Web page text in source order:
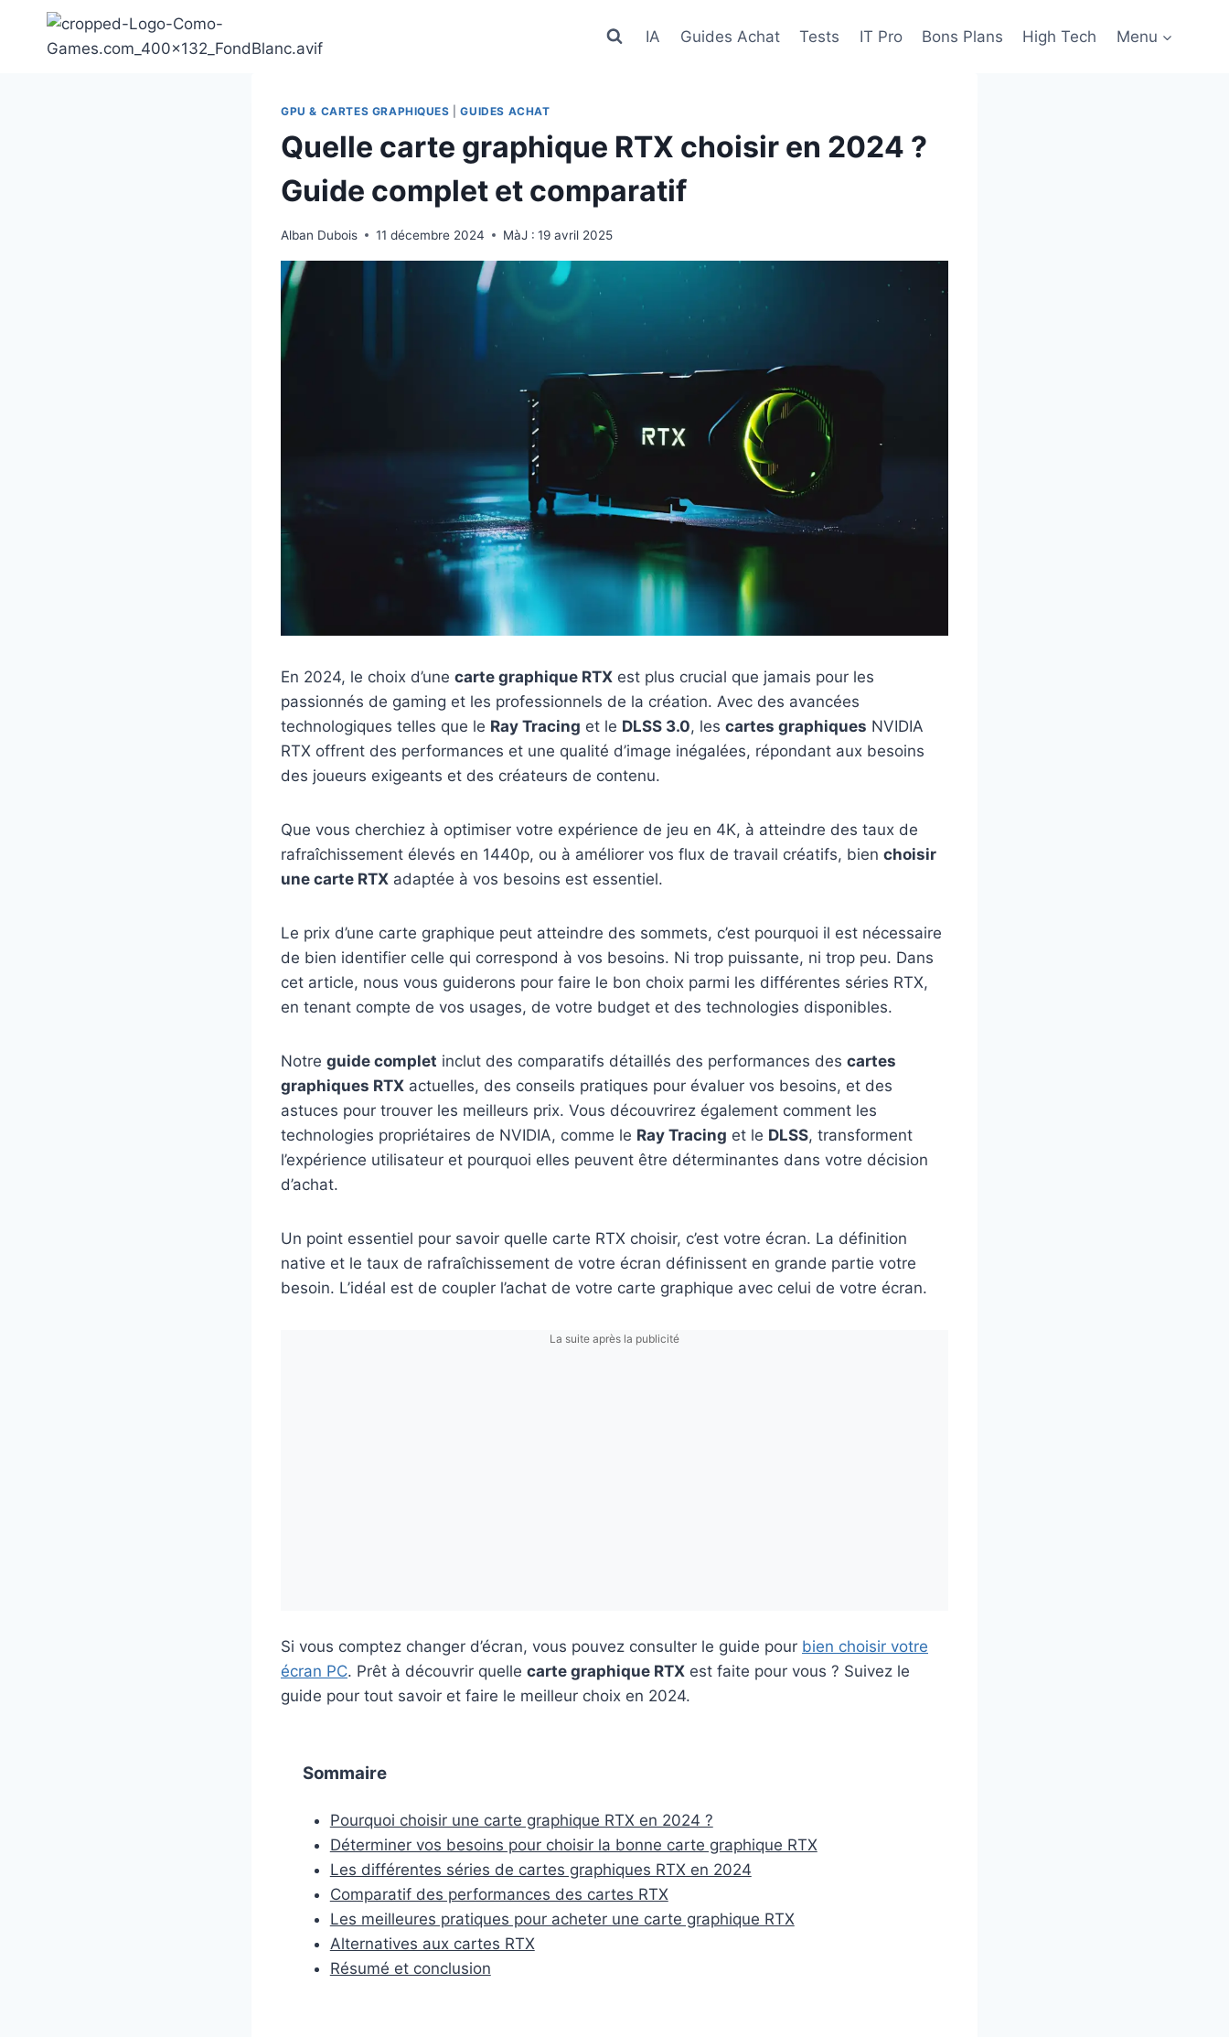
contenu
IA Guides Achat Tests IT Pro Bons Plans High Tech Menu
GPU & CARTES GRAPHIQUES |GUIDES ACHAT
Quelle carte graphique RTX choisir en 2024 ?
Guide complet et comparatif
Alban Dubois 11 décembre 2024 MàJ : 19 avril 2025
En 2024, le choix d’une carte graphique RTX est plus crucial que jamais pour les
passionnés de gaming et les professionnels de la création. Avec des avancées
technologiques telles que le Ray Tracing et le DLSS 3.0, les cartes graphiques NVIDIA
RTX offrent des performances et une qualité d’image inégalées, répondant aux besoins
des joueurs exigeants et des créateurs de contenu.
Que vous cherchiez à optimiser votre expérience de jeu en 4K, à atteindre des taux de
rafraîchissement élevés en 1440p, ou à améliorer vos flux de travail créatifs, bien choisir
une carte RTX adaptée à vos besoins est essentiel.
Le prix d’une carte graphique peut atteindre des sommets, c’est pourquoi il est nécessaire
de bien identifier celle qui correspond à vos besoins. Ni trop puissante, ni trop peu. Dans
cet article, nous vous guiderons pour faire le bon choix parmi les différentes séries RTX,
en tenant compte de vos usages, de votre budget et des technologies disponibles.
Notre guide complet inclut des comparatifs détaillés des performances des cartes
graphiques RTX actuelles, des conseils pratiques pour évaluer vos besoins, et des
astuces pour trouver les meilleurs prix. Vous découvrirez également comment les
technologies propriétaires de NVIDIA, comme le Ray Tracing et le DLSS, transforment
l’expérience utilisateur et pourquoi elles peuvent être déterminantes dans votre décision
d’achat.
Un point essentiel pour savoir quelle carte RTX choisir, c’est votre écran. La définition
native et le taux de rafraîchissement de votre écran définissent en grande partie votre
besoin. L’idéal est de coupler l’achat de votre carte graphique avec celui de votre écran.
La suite après la publicité
Si vous comptez changer d’écran, vous pouvez consulter le guide pour bien choisir votre
écran PC. Prêt à découvrir quelle carte graphique RTX est faite pour vous ? Suivez le
guide pour tout savoir et faire le meilleur choix en 2024.
Sommaire
Pourquoi choisir une carte graphique RTX en 2024 ?
Déterminer vos besoins pour choisir la bonne carte graphique RTX
Les différentes séries de cartes graphiques RTX en 2024
Comparatif des performances des cartes RTX
Les meilleures pratiques pour acheter une carte graphique RTX
Alternatives aux cartes RTX
Résumé et conclusion